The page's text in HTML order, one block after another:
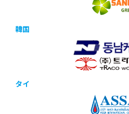
韓国
タイ